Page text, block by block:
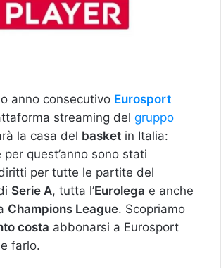
anno consecutivo Eurosport
streaming del gruppo
la casa del basket in Italia:
quest’anno sono stati
per tutte le partite del
Serie A, tutta l’Eurolega e anche
Champions League. Scopriamo
costa abbonarsi a Eurosport
farlo.